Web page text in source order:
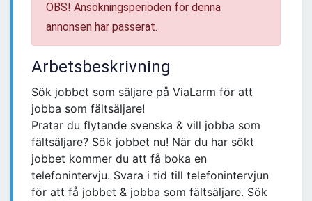
OBS! Ansökningsperioden för denna
annonsen har passerat.
Arbetsbeskrivning
Sök jobbet som säljare på ViaLarm för att
jobba som fältsäljare!
Pratar du flytande svenska & vill jobba som
fältsäljare? Sök jobbet nu! När du har sökt
jobbet kommer du att få boka en
telefonintervju. Svara i tid till telefonintervjun
för att få jobbet & jobba som fältsäljare. Sök